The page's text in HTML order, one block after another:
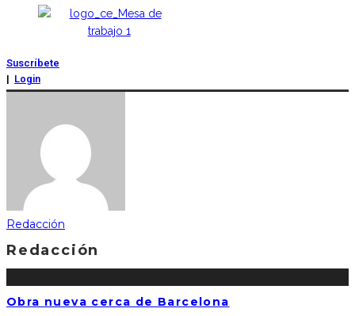
Suscríbete
| Login
Redacción
Redacción
Obra nueva cerca de Barcelona